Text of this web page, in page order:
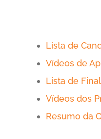
Lista de
Vídeos de
Lista de
Vídeos dos
Resumo da